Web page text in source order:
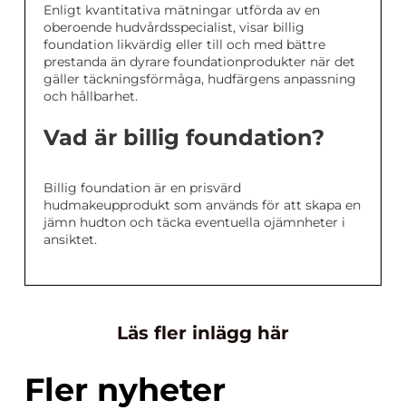
Enligt kvantitativa mätningar utförda av en
oberoende hudvårdsspecialist, visar billig
foundation likvärdig eller till och med bättre
prestanda än dyrare foundationprodukter när det
gäller täckningsförmåga, hudfärgens anpassning
och hållbarhet.
Vad är billig foundation?
Billig foundation är en prisvärd
hudmakeupprodukt som används för att skapa en
jämn hudton och täcka eventuella ojämnheter i
ansiktet.
Läs fler inlägg här
Fler nyheter